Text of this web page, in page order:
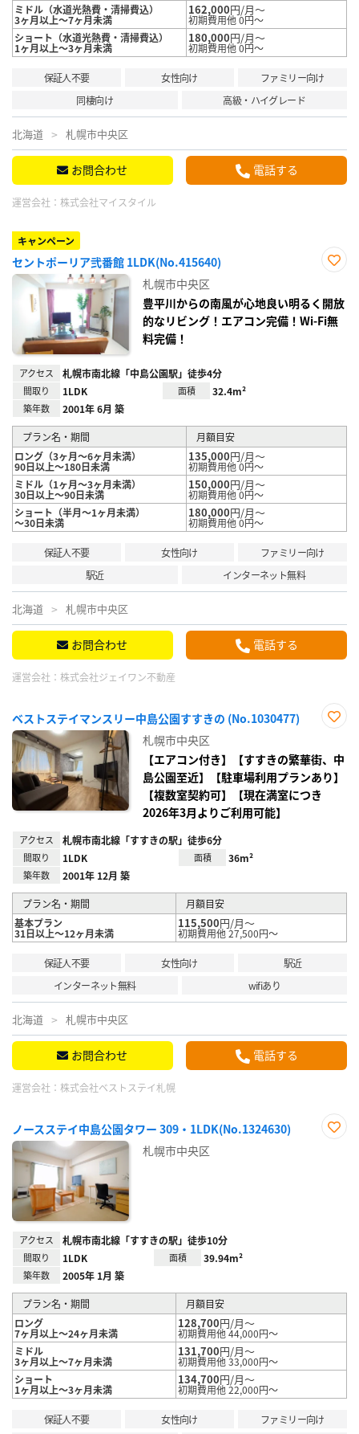
ミドル（水道光熱費・清掃費込）
3ヶ月以上～7ヶ月未満
162,000円/月～
初期費用他 0円～
ショート（水道光熱費・清掃費込）
1ヶ月以上～3ヶ月未満
180,000円/月～
初期費用他 0円～
保証人不要 女性向け
ファミリー向け
同棲向け
高級・ハイグレード
北海道 札幌市中央区
お問合わせ 電話する
運営会社： 株式会社マイスタイル
キャンペーン
セントポーリア弐番館 1LDK(No.415640)
り登
録
札幌市中央区
豊平川からの南風が心地良い明るく開放
的なリビング！エアコン完備！Wi-Fi無
料完備！
アクセス 札幌市南北線「中島公園駅」徒歩4分
間取り 1LDK 面積 32.4m²
築年数 2001年 6月 築
プラン名・期間
月額目安
ロング（3ヶ月～6ヶ月未満）
90日以上～180日未満
135,000円/月～
初期費用他 0円～
ミドル（1ヶ月～3ヶ月未満）
30日以上～90日未満
150,000円/月～
初期費用他 0円～
ショート（半月～1ヶ月未満）
～30日未満
180,000円/月～
初期費用他 0円～
保証人不要 女性向け
ファミリー向け
駅近
インターネット無料
北海道 札幌市中央区
お問合わせ 電話する
運営会社： 株式会社ジェイワン不動産
ベストステイマンスリー中島公園すすきの (No.1030477)
り登
録
札幌市中央区
【エアコン付き】【すすきの繁華街、中
島公園至近】【駐車場利用プランあり】
【複数室契約可】【現在満室につき
2026年3月よりご利用可能】
アクセス 札幌市南北線「すすきの駅」徒歩6分
間取り 1LDK 面積 36m²
築年数 2001年 12月 築
プラン名・期間
月額目安
基本プラン
31日以上～12ヶ月未満
115,500円/月～
初期費用他 27,500円～
保証人不要 女性向け
駅近
インターネット無料
wifiあり
北海道 札幌市中央区
お問合わせ 電話する
運営会社： 株式会社ベストステイ札幌
ノースステイ中島公園タワー 309・1LDK(No.1324630)
札幌市中央区
アクセス 札幌市南北線「すすきの駅」徒歩10分
間取り 1LDK 面積 39.94m²
築年数 2005年 1月 築
プラン名・期間
月額目安
ロング
7ヶ月以上～24ヶ月未満
128,700円/月～
初期費用他 44,000円～
ミドル
3ヶ月以上～7ヶ月未満
131,700円/月～
初期費用他 33,000円～
ショート
1ヶ月以上～3ヶ月未満
134,700円/月～
初期費用他 22,000円～
保証人不要 女性向け
ファミリー向け